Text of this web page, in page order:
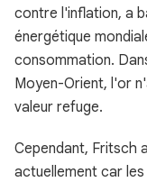
contre l'inflation, a
énergétique
consommation.
Moyen-Orient, l'or
valeur refuge.
Cependant, Fritsch
actuellement car